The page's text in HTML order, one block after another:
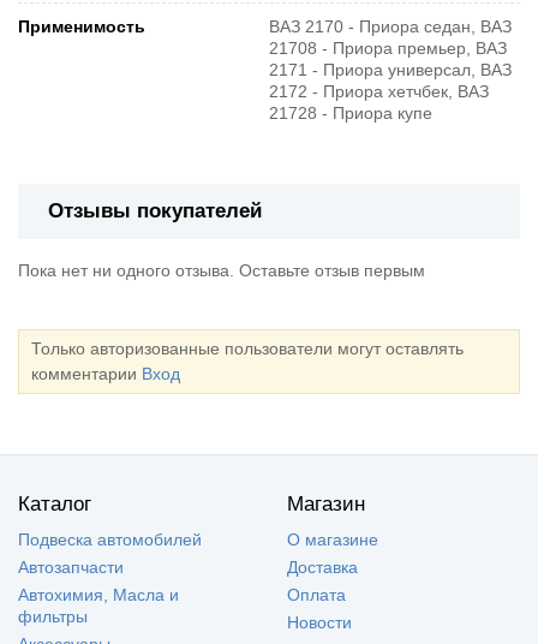
Применимость
ВАЗ 2170 - Приора седан, ВАЗ
21708 - Приора премьер, ВАЗ
2171 - Приора универсал, ВАЗ
2172 - Приора хетчбек, ВАЗ
21728 - Приора купе
Отзывы покупателей
Пока нет ни одного отзыва. Оставьте отзыв первым
Только авторизованные пользователи могут оставлять
комментарии Вход
Каталог
Подвеска автомобилей
Автозапчасти
Автохимия, Масла и
фильтры
Магазин
О магазине
Доставка
Оплата
Новости